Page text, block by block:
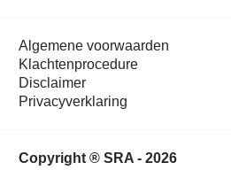
Algemene voorwaarden
Klachtenprocedure
Disclaimer
Privacyverklaring
Copyright ® SRA - 2026